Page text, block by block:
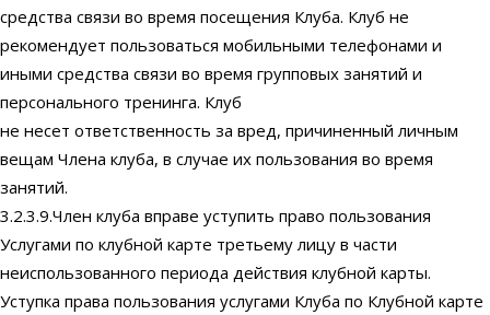
средства связи во время посещения Клуба. Клуб не
рекомендует пользоваться мобильными телефонами и
иными средства связи во время групповых занятий и
персонального тренинга. Клуб
не несет ответственность за вред, причиненный личным
вещам Члена клуба, в случае их пользования во время
занятий.
3.2.3.9.Член клуба вправе уступить право пользования
Услугами по клубной карте третьему лицу в части
неиспользованного периода действия клубной карты.
Уступка права пользования услугами Клуба по Клубной карте